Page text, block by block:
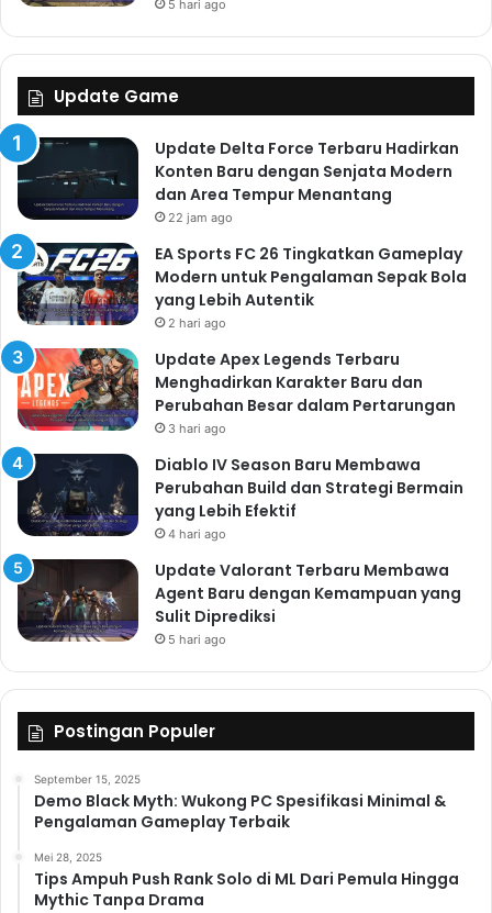
5 hari ago
Update Game
Update Delta Force Terbaru Hadirkan
Konten Baru dengan Senjata Modern
dan Area Tempur Menantang
22 jam ago
EA Sports FC 26 Tingkatkan Gameplay
Modern untuk Pengalaman Sepak Bola
yang Lebih Autentik
2 hari ago
Update Apex Legends Terbaru
Menghadirkan Karakter Baru dan
Perubahan Besar dalam Pertarungan
3 hari ago
Diablo IV Season Baru Membawa
Perubahan Build dan Strategi Bermain
yang Lebih Efektif
4 hari ago
Update Valorant Terbaru Membawa
Agent Baru dengan Kemampuan yang
Sulit Diprediksi
5 hari ago
Postingan Populer
September 15, 2025
Demo Black Myth: Wukong PC Spesifikasi Minimal &
Pengalaman Gameplay Terbaik
Mei 28, 2025
Tips Ampuh Push Rank Solo di ML Dari Pemula Hingga
Mythic Tanpa Drama